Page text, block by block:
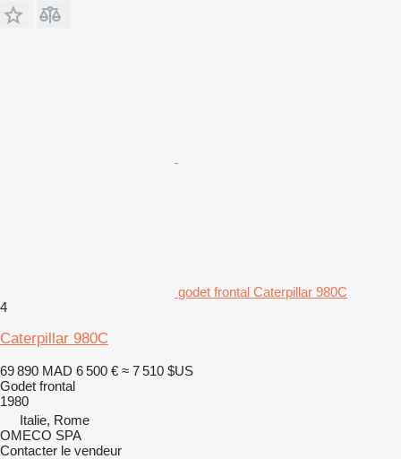
godet frontal Caterpillar 980C
4
Caterpillar 980C
69 890 MAD 6 500 € ≈ 7 510 $US
Godet frontal
1980
Italie, Rome
OMECO SPA
Contacter le vendeur